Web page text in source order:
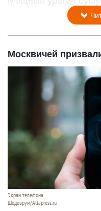
Москвичей
Экран телефона
Шедеврум/Altapress.ru